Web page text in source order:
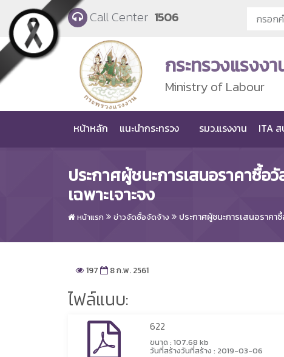
Skip to main content
Call Center 1506
กระทรวงแรงงา
Ministry of Labour
หน้าหลัก แนะนำกระทรวง รมว.แรงงาน ITA ส
ประกาศผู้ชนะการเสนอราคาซื้
เฉพาะเจาะจง
หน้าแรก ข่าวจัดซื้อจัดจ้าง ประกาศผู้ชนะการเสนอราค
197 8 ก.พ. 2561
ไฟล์แนบ:
622
ขนาด : 107.68 kb
วันที่สร้างวันที่สร้าง : 2019-03-06